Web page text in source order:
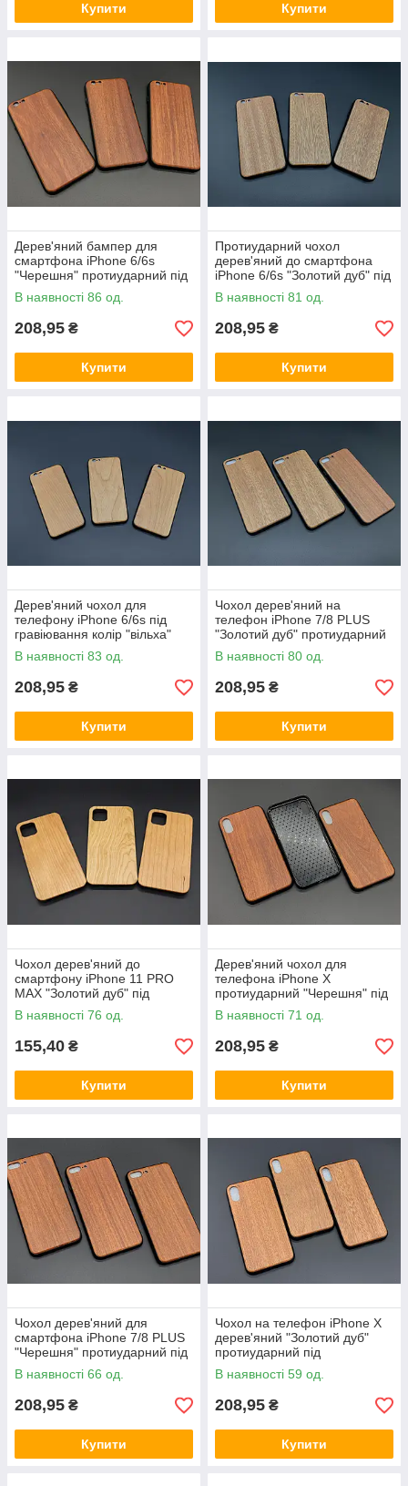
Купити Купити
Дерев'яний бампер для
смартфона iPhone 6/6s
"Черешня" протиударний під
гравіювання
В наявності 86 од.
208,95 ₴
Купити
Протиударний чохол
дерев'яний до смартфона
iPhone 6/6s "Золотий дуб" під
гравіювання
В наявності 81 од.
208,95 ₴
Купити
Дерев'яний чохол для
телефону iPhone 6/6s під
гравіювання колір "вільха"
В наявності 83 од.
208,95 ₴
Купити
Чохол дерев'яний на
телефон iPhone 7/8 PLUS
"Золотий дуб" протиударний
під гравіювання
В наявності 80 од.
208,95 ₴
Купити
Чохол дерев'яний до
смартфону iPhone 11 PRO
MAX "Золотий дуб" під
гравіювання
В наявності 76 од.
155,40 ₴
Купити
Дерев'яний чохол для
телефона iPhone X
протиударний "Черешня" під
гравіювання
В наявності 71 од.
208,95 ₴
Купити
Чохол дерев'яний для
смартфона iPhone 7/8 PLUS
"Черешня" протиударний під
гравіювання
В наявності 66 од.
208,95 ₴
Купити
Чохол на телефон iPhone X
дерев'яний "Золотий дуб"
протиударний під
гравіювання
В наявності 59 од.
208,95 ₴
Купити